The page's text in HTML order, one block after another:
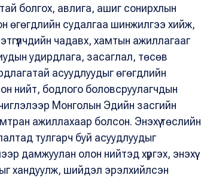
болгох, авлига, ашиг сонирхлын
өгөгдлийн судалгаа шинжилгээ хийж,
чадавх, хамтын ажиллагааг
удирдлага, засаглал, төсөв
асуудлуудыг өгөгдлийн
нийт, бодлого боловсруулагчдын
чиглэлээр Монголын Эдийн засгийн
ажиллахаар болсон. Энэхүү төслийн
тулгарч буй асуудлуудыг
дамжуулан олон нийтэд хүргэх, энэхүү
хандуулж, шийдэл эрэлхийлсэн